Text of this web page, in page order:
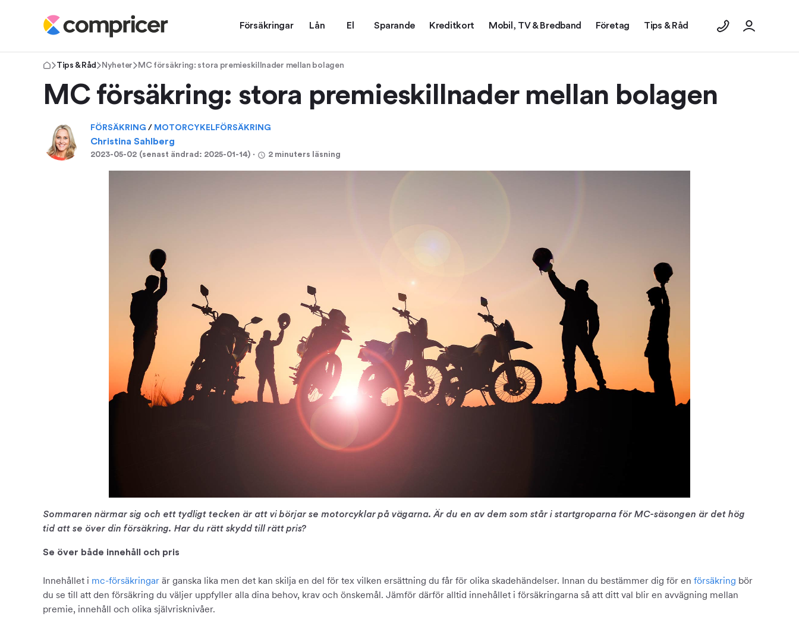
Försäkringar Lån El Sparande Kreditkort Mobil, TV & Bredband Företag Tips & Råd
Tips & Råd Nyheter MC försäkring: stora premieskillnader mellan bolagen
MC försäkring: stora premieskillnader mellan bolagen
FÖRSÄKRING / MOTORCYKELFÖRSÄKRING
Christina Sahlberg
2023-05-02 (senast ändrad: 2025-01-14) ⋅ 2 minuters läsning
Sommaren närmar sig och ett tydligt tecken är att vi börjar se motorcyklar på vägarna. Är du en av dem som står i startgroparna för MC-säsongen är det hög
tid att se över din försäkring. Har du rätt skydd till rätt pris?
Se över både innehåll och pris
Innehållet i mc-försäkringar är ganska lika men det kan skilja en del för tex vilken ersättning du får för olika skadehändelser. Innan du bestämmer dig för en försäkring bör
du se till att den försäkring du väljer uppfyller alla dina behov, krav och önskemål. Jämför därför alltid innehållet i försäkringarna så att ditt val blir en avvägning mellan
premie, innehåll och olika självrisknivåer.